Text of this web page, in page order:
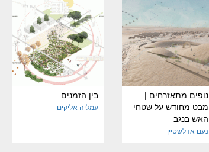
נופים מתאזרחים |
מבט מחודש על שטחי
האש בנגב
נעם אדלשטיין
בין הזמנים
עמליה אליקים